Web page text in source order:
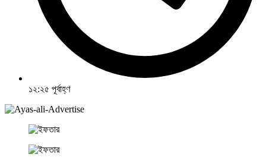
১২:২৫ পূর্বাহ্ণ